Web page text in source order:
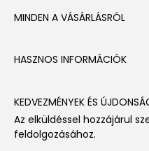
MINDEN A VÁSÁRLÁSRÓL
HASZNOS INFORMÁCIÓK
KEDVEZMÉNYEK ÉS
Az elküldéssel hozzájárul
feldolgozásához.